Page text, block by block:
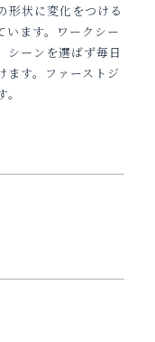
形状に変化をつける
います。ワークシー
シーンを選ばず毎日
ます。ファーストジ